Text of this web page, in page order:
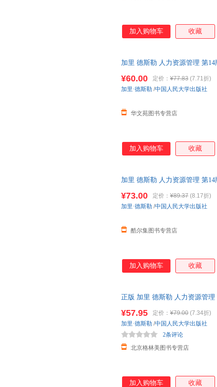
加入购物车 收藏
加里 德斯勒 人力资源管理 第
¥60.00 定价： ¥77.83 (7.71折)
华文苑图书专营店
加里·德斯勒 /中国人民大学出版社
加入购物车 收藏
加里 德斯勒 人力资源管理 第
¥73.00 定价： ¥89.37 (8.17折)
酷尔集图书专营店
加里·德斯勒 /中国人民大学出版社
加入购物车 收藏
正版 加里 德斯勒 人力资源管
¥57.95 定价： ¥79.00 (7.34折)
北京格林美图书专营店
2条评论
加里·德斯勒 /中国人民大学出版社
加入购物车 收藏